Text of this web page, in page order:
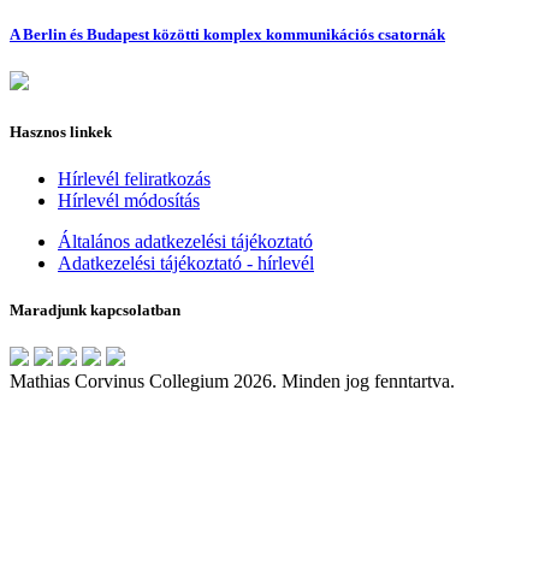
A Berlin és Budapest közötti komplex kommunikációs csatornák
Hasznos linkek
Hírlevél feliratkozás
Hírlevél módosítás
Általános adatkezelési tájékoztató
Adatkezelési tájékoztató - hírlevél
Maradjunk kapcsolatban
Mathias Corvinus Collegium 2026. Minden jog fenntartva.